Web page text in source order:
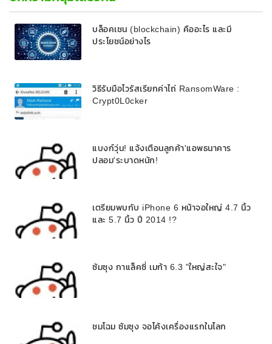
บล็อคเชน (blockchain) คืออะไร และมี
ประโยชน์อย่างไร
วิธีรับมือไวรัสเรียกค่าไถ่ RansomWare :
Crypt0L0cker
แบงก์วุ่น! แจ้งเตือนลูกค้า'แอพธนาคาร
ปลอม'ระบาดหนัก!
เตรียมพบกับ iPhone 6 หน้าจอใหญ่ 4.7 นิ้ว
และ 5.7 นิ้ว ปี 2014 !?
ซัมซุง กาแล็คซี่ เมก้า 6.3 "ใหญ่สะใจ"
ชมโฉม ซัมซุง จอโค้งเครื่องแรกในโลก